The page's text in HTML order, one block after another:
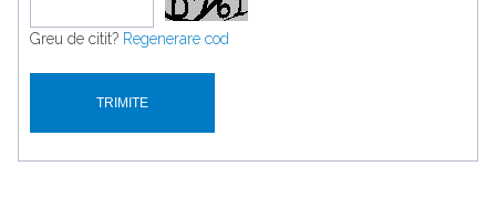
Greu de citit? Regenerare cod